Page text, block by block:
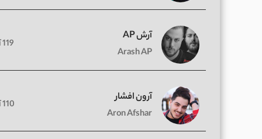
آرش AP
Arash AP
119 آهنگ
آرون افشار
Aron Afshar
110 آهنگ